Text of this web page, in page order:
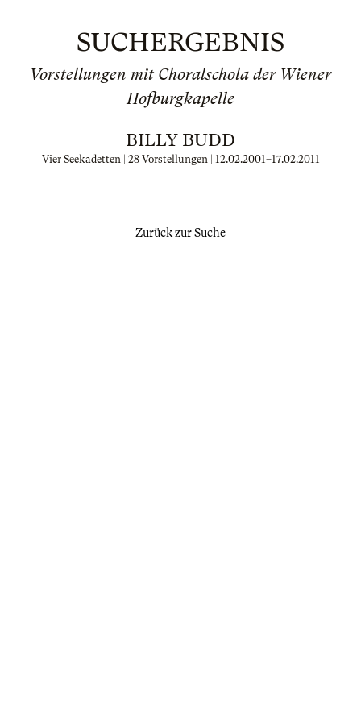
SUCHERGEBNIS
Vorstellungen mit Choralschola der Wiener
Hofburgkapelle
BILLY BUDD
Vier Seekadetten | 28 Vorstellungen | 12.02.2001–17.02.2011
Zurück zur Suche